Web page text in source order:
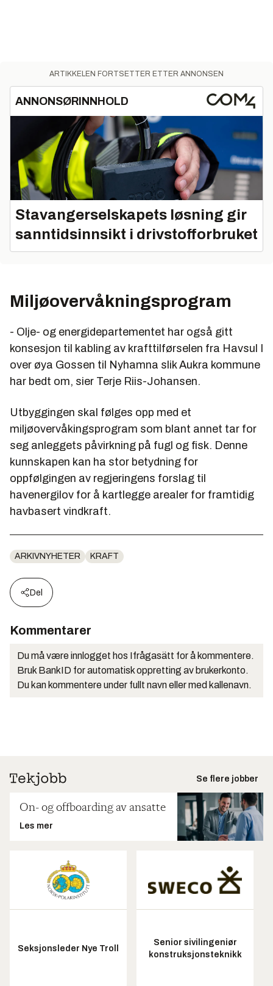
ARTIKKELEN FORTSETTER ETTER ANNONSEN
ANNONSØRINNHOLD
Stavangerselskapets løsning gir
sanntidsinnsikt i drivstofforbruket
Miljøovervåkningsprogram
- Olje- og energidepartementet har også gitt
konsesjon til kabling av krafttilførselen fra Havsul I
over øya Gossen til Nyhamna slik Aukra kommune
har bedt om, sier Terje Riis-Johansen.
Utbyggingen skal følges opp med et
miljøovervåkingsprogram som blant annet tar for
seg anleggets påvirkning på fugl og fisk. Denne
kunnskapen kan ha stor betydning for
oppfølgingen av regjeringens forslag til
havenergilov for å kartlegge arealer for framtidig
havbasert vindkraft.
ARKIVNYHETER KRAFT
Del
Kommentarer
Du må være innlogget hos Ifrågasätt for å kommentere.
Bruk BankID for automatisk oppretting av brukerkonto.
Du kan kommentere under fullt navn eller med kallenavn.
Se flere jobber
On- og offboarding av ansatte
Les mer
Seksjonsleder Nye Troll
Senior sivilingeniør
konstruksjonsteknikk